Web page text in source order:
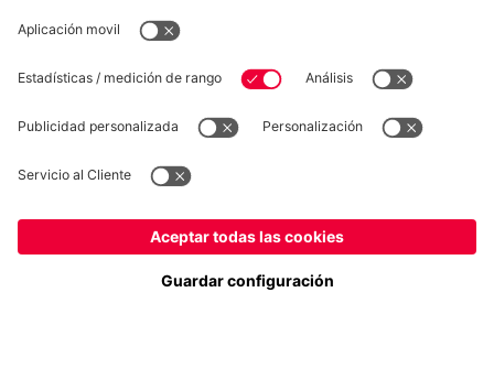
Privacidad
Configuración de las cookies
*Los precios incluyen el IVA y los gastos de envío
© FC Bayern München AG
FC Bayern München AG, Säbener Str. 51-57, 81547 München
Españapara entregar allí!
Globalpara entregar allí!